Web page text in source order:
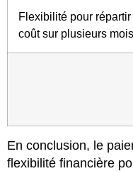
Flexibilité pour
coût sur plusieurs mois
En conclusion, le
flexibilité financière